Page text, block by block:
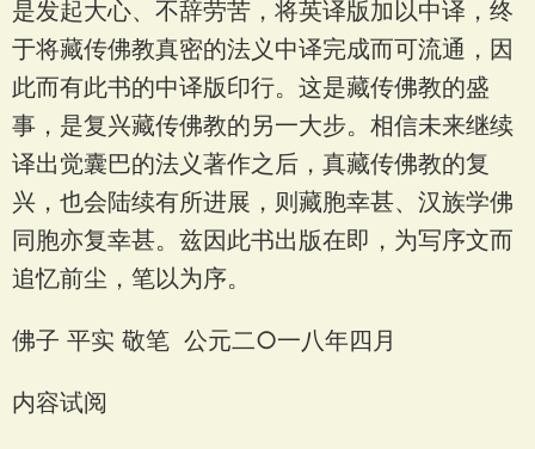
是发起大心、不辞劳苦，将英译版加以中译，终
于将藏传佛教真密的法义中译完成而可流通，因
此而有此书的中译版印行。这是藏传佛教的盛
事，是复兴藏传佛教的另一大步。相信未来继续
译出觉囊巴的法义著作之后，真藏传佛教的复
兴，也会陆续有所进展，则藏胞幸甚、汉族学佛
同胞亦复幸甚。兹因此书出版在即，为写序文而
追忆前尘，笔以为序。
佛子 平实 敬笔 公元二○一八年四月
内容试阅